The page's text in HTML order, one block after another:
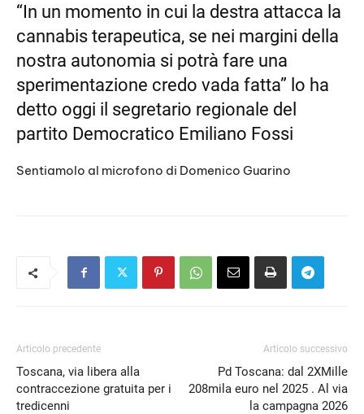
EMBED
“In un momento in cui la destra attacca la
cannabis terapeutica, se nei margini della
nostra autonomia si potrà fare una
sperimentazione credo vada fatta” lo ha
detto oggi il segretario regionale del
partito Democratico Emiliano Fossi
Sentiamolo al microfono di Domenico Guarino
Articolo precedente
Toscana, via libera alla
contraccezione gratuita per i
tredicenni
Articolo successivo
Pd Toscana: dal 2XMille
208mila euro nel 2025 . Al via
la campagna 2026